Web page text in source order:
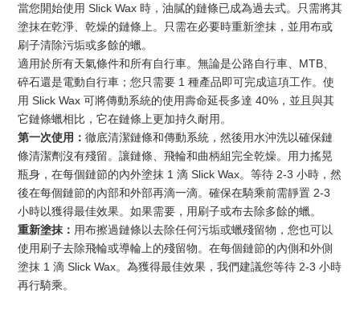
當您開始使用 Slick Wax 時，油膩的鏈條已成為過去式。只需將其
塗抹在乾淨、乾燥的鏈條上。只需在必要時重新塗抹，並用布或
刷子清除污垢或多餘的蠟。
適用於所有天氣條件和所有自行車。無論是公路自行車、MTB、
碎石還是電動自行車；您只需要 1 種產品即可完成這項工作。使
用 Slick Wax 可將傳動系統的使用壽命延長多達 40%，並且與其
它鏈條蠟相比，它在鏈條上更加持久耐用。
第一次使用： 徹底清潔鏈條和傳動系統，然後用水沖洗以確保鏈
條清潔劑沒有殘留。讓鏈條、飛輪和曲柄組完全乾燥。用力搖晃
瓶身，在每個鏈節的內外塗抹 1 滴 Slick Wax。等待 2-3 小時，然
後在每個鏈節的內部和外部再滴一滴。確保在騎乘前需靜置 2-3
小時以獲得最佳效果。如果需要，用刷子或布去除多餘的蠟。
重新塗抹： 用布擦過鏈條以去除任何污垢或蠟殘留物，您也可以
使用刷子去除飛輪或導輪上的殘留物。在每個鏈節的內側和外側
塗抹 1 滴 Slick Wax。為獲得最佳效果，我們建議您等待 2-3 小時
再行騎乘。